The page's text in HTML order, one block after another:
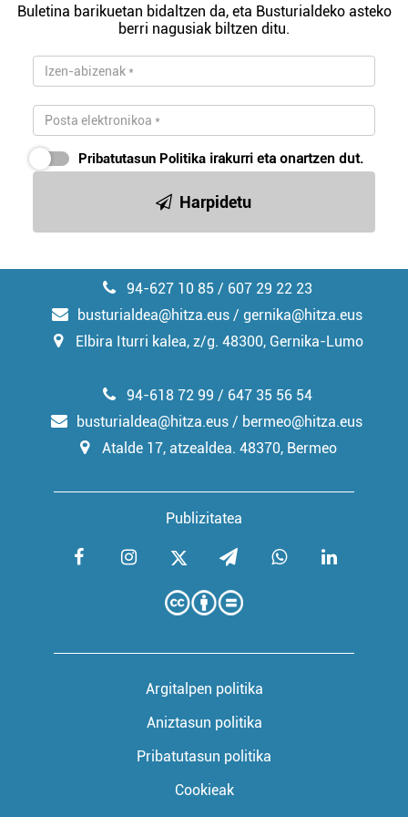
Buletina barikuetan bidaltzen da, eta Busturialdeko asteko
berri nagusiak biltzen ditu.
Pribatutasun Politika irakurri eta onartzen dut.
Harpidetu
94-627 10 85 / 607 29 22 23
busturialdea@hitza.eus / gernika@hitza.eus
Elbira Iturri kalea, z/g. 48300, Gernika-Lumo
Publizitatea
94-618 72 99 / 647 35 56 54
busturialdea@hitza.eus / bermeo@hitza.eus
Atalde 17, atzealdea. 48370, Bermeo
Argitalpen politika
Aniztasun politika
Pribatutasun politika
Cookieak